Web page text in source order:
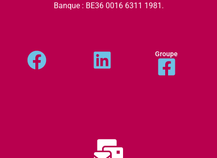
Banque : BE36 0016 6311 1981.
Groupe